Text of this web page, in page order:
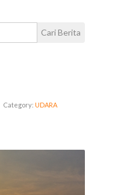
Cari Berita
Category: UDARA